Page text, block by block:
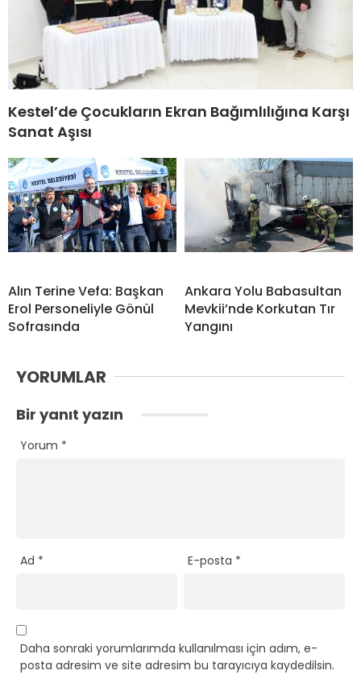
Kestel’de Çocukların Ekran Bağımlılığına Karşı
Sanat Aşısı
Alın Terine Vefa: Başkan
Erol Personeliyle Gönül
Sofrasında
Ankara Yolu Babasultan
Mevkii’nde Korkutan Tır
Yangını
YORUMLAR
Bir yanıt yazın
Yorum *
Ad * E-posta *
Daha sonraki yorumlarımda kullanılması için adım, e-
posta adresim ve site adresim bu tarayıcıya kaydedilsin.